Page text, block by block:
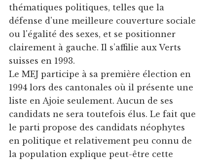
thématiques politiques, telles que la
défense d'une meilleure couverture sociale
ou l'égalité des sexes, et se positionner
clairement à gauche. Il s’affilie aux Verts
suisses en 1993.
Le MEJ participe à sa première élection en
1994 lors des cantonales où il présente une
liste en Ajoie seulement. Aucun de ses
candidats ne sera toutefois élus. Le fait que
le parti propose des candidats néophytes
en politique et relativement peu connu de
la population explique peut-être cette